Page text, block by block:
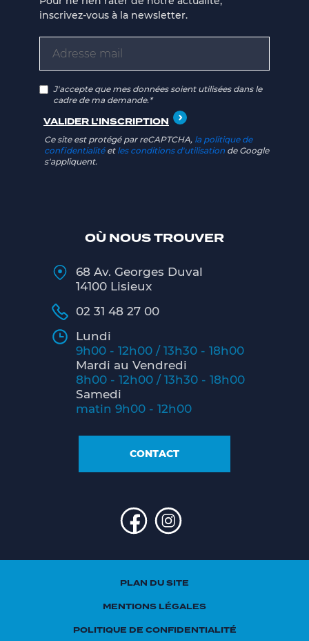
OÙ NOUS TROUVER
68 Av. Georges Duval
14100 Lisieux
02 31 48 27 00
Lundi
9h00 - 12h00 / 13h30 - 18h00
Mardi au Vendredi
8h00 - 12h00 / 13h30 - 18h00
Samedi
matin 9h00 - 12h00
CONTACT
inscrivez-vous à la newsletter.
J'accepte que mes données soient utilisées dans le
cadre de ma demande.*
Ce site est protégé par reCAPTCHA, la politique de
confidentialitéet les conditions d'utilisation de Google
s'appliquent.
PLAN DU SITE
MENTIONS LÉGALES
POLITIQUE DE CONFIDENTIALITÉ